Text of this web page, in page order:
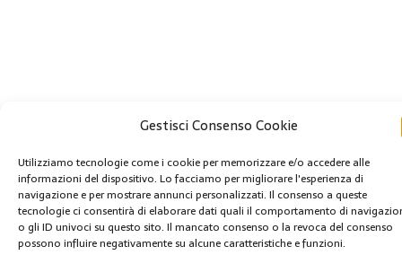
Gestisci Consenso Cookie
Utilizziamo tecnologie come i cookie per memorizzare e/o accedere alle
informazioni del dispositivo. Lo facciamo per migliorare l'esperienza di
navigazione e per mostrare annunci personalizzati. Il consenso a queste
tecnologie ci consentirà di elaborare dati quali il comportamento di
o gli ID univoci su questo sito. Il mancato consenso o la revoca del consenso
possono influire negativamente su alcune caratteristiche e funzioni.